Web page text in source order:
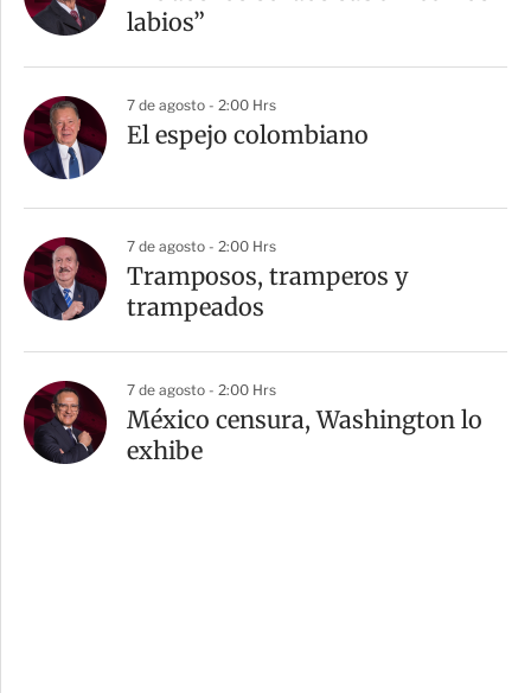
labios”
7 de agosto - 2:00 Hrs
El espejo colombiano
7 de agosto - 2:00 Hrs
Tramposos, tramperos y
trampeados
7 de agosto - 2:00 Hrs
México censura, Washington lo
exhibe